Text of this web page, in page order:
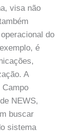
visa não
do
é
A
NEWS,
buscar
sistema